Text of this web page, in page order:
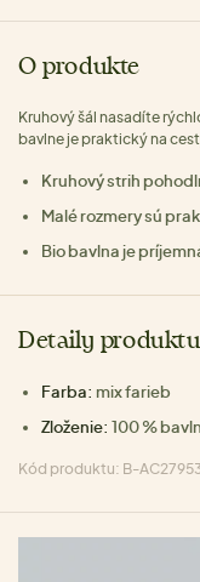
O produkte
Kruhový šál nasadíte
bavlne je praktický na
Kruhový strih
Malé rozmery sú
Bio bavlna je
Detaily produktu
Farba: mix farieb
Zloženie: 100 %
Kód produktu: B-